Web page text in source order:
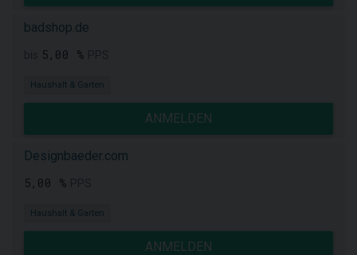
badshop.de
5,00 %
Haushalt & Garten
ANMELDEN
Designbaeder.com
5,00 %
Haushalt & Garten
ANMELDEN